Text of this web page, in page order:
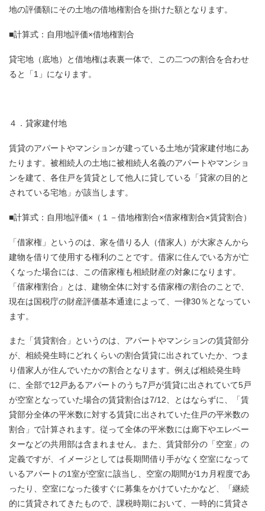
地の評価額にその土地の借地権割合を掛けた額となります。
■計算式：自用地評価×借地権割合
貸宅地（底地）と借地権は表裏一体で、この二つの割合を合わせ
ると「1」になります。
４．貸家建付地
賃貸のアパートやマンションが建っている土地が貸家建付地にあ
たります。被相続人の土地に被相続人名義のアパートやマンショ
ンを建て、各住戸を賃貸として他人に貸している「貸家の目的と
されている宅地」が該当します。
■計算式：自用地評価×（１－借地権割合×借家権割合×賃貸割合）
「借家権」というのは、家を借りる人（借家人）が大家さんから
建物を借りて使用する権利のことです。借家に住んでいる方が亡
くなった場合には、この借家権も相続財産の対象になります。
「借家権割合」とは、建物全体に対する借家権の割合のことで、
現在は国税庁の財産評価基本通達によって、一律30％となってい
ます。
また「賃貸割合」というのは、アパートやマンションの賃貸部分
が、相続発生時にどれくらいの割合賃貸に出されていたか、つま
り借家人が住んでいたかの割合となります。例えば相続発生時
に、全部で12戸あるアパートのうち7戸が賃貸に出されていて5戸
が空室となっていた場合の賃貸割合は7/12、とはならずに、「賃
貸部分全体の平米数に対する賃貸に出されていた住戸の平米数の
割合」で計算されます。従って全体の平米数には廊下やエレベー
ターなどの共用部は含まれません。また、賃貸部分の「空室」の
定義ですが、イメージとしては長期間借り手がなく空室になって
いるアパートの1室が空室に該当し、空室の期間が1カ月程度であ
ったり、空室になった後すぐに募集をかけていたかなど、「継続
的に賃貸されてきたもので、課税時期において、一時的に賃貸さ